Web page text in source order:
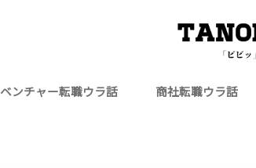
ベンチャー転職ウラ話 商社転職ウラ話